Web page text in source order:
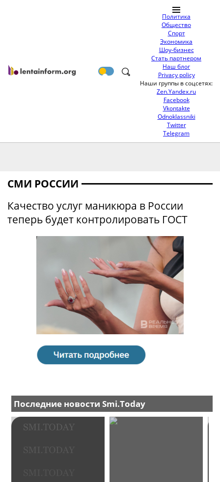
Политика
Общество
Спорт
Экономика
Шоу-бизнес
Стать партнером
Наш блог
Privacy policy
Наши группы в соцсетях:
Zen.Yandex.ru
Facebook
Vkontakte
Odnoklassniki
Twitter
Telegram
СМИ РОССИИ
Качество услуг маникюра в России
теперь будет контролировать ГОСТ